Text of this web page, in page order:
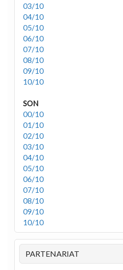
03/10
04/10
05/10
06/10
07/10
08/10
09/10
10/10
SON
00/10
01/10
02/10
03/10
04/10
05/10
06/10
07/10
08/10
09/10
10/10
PARTENARIAT